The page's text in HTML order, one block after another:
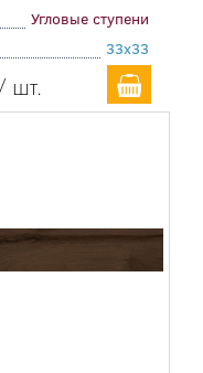
Угловые ступени
33x33
/ шт.